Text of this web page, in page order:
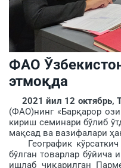
ФАО
этмоқда
2021 йил 12 октябрь,
(ФАО)нинг «Барқарор
кириш семинари бўлиб
мақсад ва вазифалари
Географик кўрсаткич
бўлган товарлар бўйича
ишлаб чиқарилган